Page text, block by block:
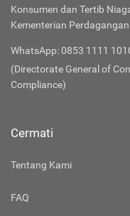
Konsumen dan Tertib
Kementerian Perdagangan
WhatsApp: 0853 1111
(Directorate General of
Compliance)
Cermati
Tentang Kami
FAQ